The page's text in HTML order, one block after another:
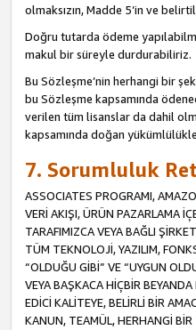
olmaksızın, Madde 5’in ve
Doğru tutarda ödeme
makul bir süreyle durdurabiliriz.
Bu Sözleşme’nin herhangi bir
bu Sözleşme kapsamında
verilen tüm lisanslar da dahil
kapsamında doğan
7. Sorumluluk
ASSOCIATES PROGRAMI,
VERİ AKIŞI, ÜRÜN PAZARLAMA
TARAFIMIZCA VEYA BAĞLI
TÜM TEKNOLOJİ, YAZILIM,
“OLDUĞU GİBİ” VE “UYGUN
VEYA BAŞKACA HİÇBİR
EDİCİ KALİTEYE, BELİRLİ BİR
KANUN, TEAMÜL, HERHANGİ